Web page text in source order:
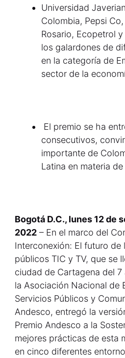
Universidad
Colombia, Pepsi
Rosario, Ecopetrol
los galardones de
en la categoría de
sector de la
El premio se ha
consecutivos,
importante de
Latina en materia
Bogotá D.C., lunes 12 de
2022 – En el marco del
Interconexión: El futuro de
públicos TIC y TV, que se
ciudad de Cartagena del
la Asociación Nacional de
Servicios Públicos y
Andesco, entregó la
Premio Andesco a la
mejores prácticas de esta
en cinco diferentes